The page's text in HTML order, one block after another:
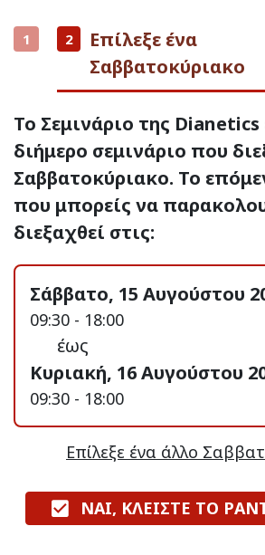
1 2
Επίλεξε ένα
Σαββατοκύριακο
Το Σεμινάριο της Dianetics
διήμερο σεμινάριο που
Σαββατοκύριακο. Το
που μπορείς να
διεξαχθεί στις:
Σάββατο, 15 Αυγούστου
09:30 - 18:00
έως
Κυριακή, 16 Αυγούστου
09:30 - 18:00
Επίλεξε ένα άλλο
ΝΑΙ, ΚΛΕΙΣΤΕ ΤΟ